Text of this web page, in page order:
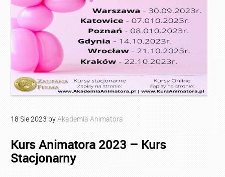
18 Sie2023 byAkademia Animatora
Kurs Animatora 2023 – Kurs
Stacjonarny